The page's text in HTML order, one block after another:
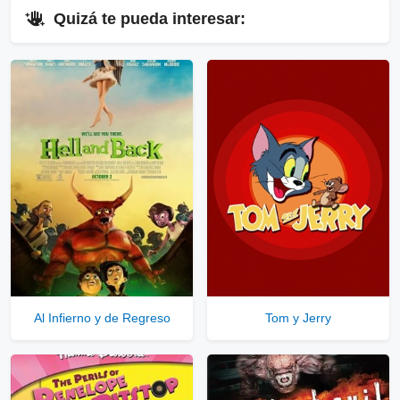
▷Enlaces Públicos
Ver Enlaces Públicos
▷Enlaces Privados VIP ⇓
Ver Enlaces Privados VIP
Servidores directos
Solo disponible para usuarios registrados.
Quizá te pueda interesar:
Al Infierno y de Regreso Tom y Jerry